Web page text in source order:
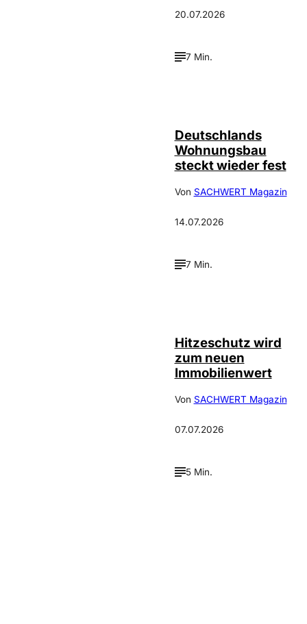
20.07.2026
7 Min.
Deutschlands
Wohnungsbau
steckt wieder fest
Von SACHWERT Magazin
14.07.2026
7 Min.
Hitzeschutz wird
zum neuen
Immobilienwert
Von SACHWERT Magazin
07.07.2026
5 Min.